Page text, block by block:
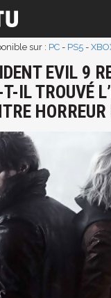
sur : PC - PS5 -
EVIL 9
IL TROUVÉ